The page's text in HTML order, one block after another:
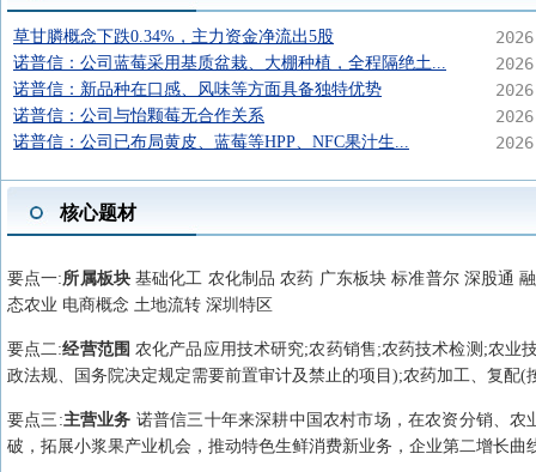
草甘膦概念下跌0.34%，主力资金净流出5股
诺普信：公司蓝莓采用基质盆栽、大棚种植，全程隔绝土...
诺普信：新品种在口感、风味等方面具备独特优势
诺普信：公司与怡颗莓无合作关系
诺普信：公司已布局黄皮、蓝莓等HPP、NFC果汁生...
核心题材
要点一:所属板块基础化工 农化制品 农药 广东板块 标准普尔 深股通
态农业 电商概念 土地流转 深圳特区
要点二:经营范围农化产品应用技术研究;农药销售;农药技术检测;农业
政法规、国务院决定规定需要前置审计及禁止的项目);农药加工、复配
要点三 :主营业务 诺普信三十年来深耕中国农村市场，在农资分销、
破，拓展小浆果产业机会，推动特色生鲜消费新业务，企业第二增长曲